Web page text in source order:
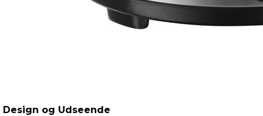
Design og Udseende